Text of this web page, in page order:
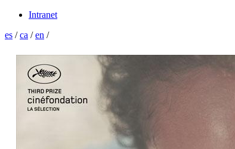
Intranet
es /ca /en /